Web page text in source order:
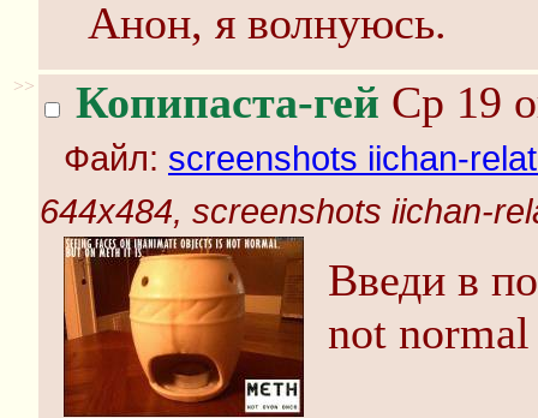
Анон, я волнуюсь.
>> Копипаста-гей Ср 19
Файл: screenshots iichan-
644x484, screenshots iichan-
Введи в
not